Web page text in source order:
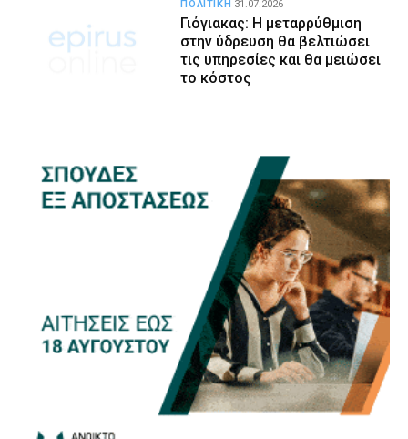
Γιόγιακας: Η μεταρρύθμιση
στην ύδρευση θα βελτιώσει
τις υπηρεσίες και θα μειώσει
το κόστος
ΠΟΛΙΤΙΚΗ 31.07.2026